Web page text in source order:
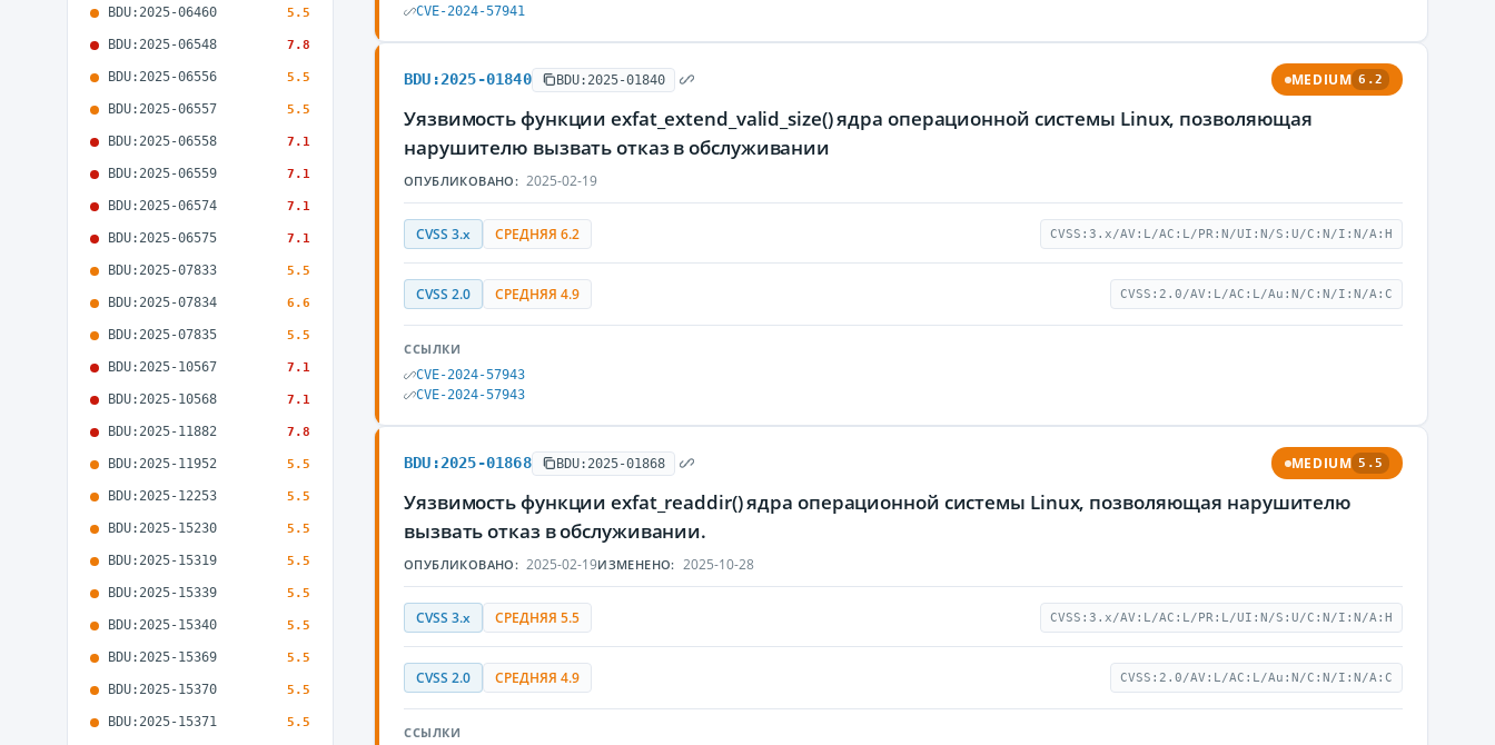
BDU:2025-06460 5.5
BDU:2025-06548 7.8
BDU:2025-06556 5.5
BDU:2025-06557 5.5
BDU:2025-06558 7.1
BDU:2025-06559 7.1
BDU:2025-06574 7.1
BDU:2025-06575 7.1
BDU:2025-07833 5.5
BDU:2025-07834 6.6
BDU:2025-07835 5.5
BDU:2025-10567 7.1
BDU:2025-10568 7.1
BDU:2025-11882 7.8
BDU:2025-11952 5.5
BDU:2025-12253 5.5
BDU:2025-15230 5.5
BDU:2025-15319 5.5
BDU:2025-15339 5.5
BDU:2025-15340 5.5
BDU:2025-15369 5.5
BDU:2025-15370 5.5
BDU:2025-15371 5.5
CVE-2024-57941
BDU:2025-01840 BDU:2025-01840 MEDIUM 6.2
Уязвимость функции exfat_extend_valid_size() ядра операционной системы Linux, позволяющая
нарушителю вызвать отказ в обслуживании
ОПУБЛИКОВАНО: 2025-02-19
CVSS 3.x СРЕДНЯЯ 6.2 CVSS:3.x/AV:L/AC:L/PR:N/UI:N/S:U/C:N/I:N/A:H
CVSS 2.0 СРЕДНЯЯ 4.9 CVSS:2.0/AV:L/AC:L/Au:N/C:N/I:N/A:C
ССЫЛКИ
CVE-2024-57943
CVE-2024-57943
BDU:2025-01868 BDU:2025-01868 MEDIUM 5.5
Уязвимость функции exfat_readdir() ядра операционной системы Linux, позволяющая нарушителю
вызвать отказ в обслуживании.
ОПУБЛИКОВАНО: 2025-02-19ИЗМЕНЕНО: 2025-10-28
CVSS 3.x СРЕДНЯЯ 5.5 CVSS:3.x/AV:L/AC:L/PR:L/UI:N/S:U/C:N/I:N/A:H
CVSS 2.0 СРЕДНЯЯ 4.9 CVSS:2.0/AV:L/AC:L/Au:N/C:N/I:N/A:C
ССЫЛКИ